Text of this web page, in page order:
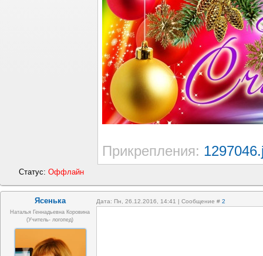
Прикрепления:
Статус:Оффлайн
Ясенька Дата: Пн, 26.12.2016, 14:41 | Сообщение # 2
Наталья Геннадьевна Коровина
(учитель- логопед)